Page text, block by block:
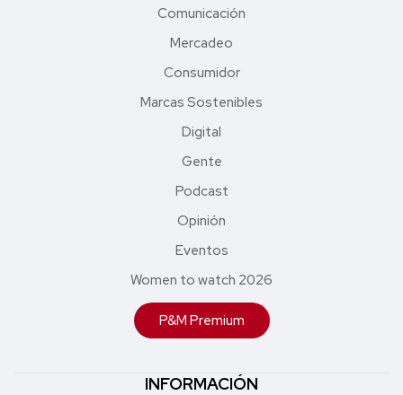
Comunicación
Mercadeo
Consumidor
Marcas Sostenibles
Digital
Gente
Podcast
Opinión
Eventos
Women to watch 2026
P&M Premium
INFORMACIÓN